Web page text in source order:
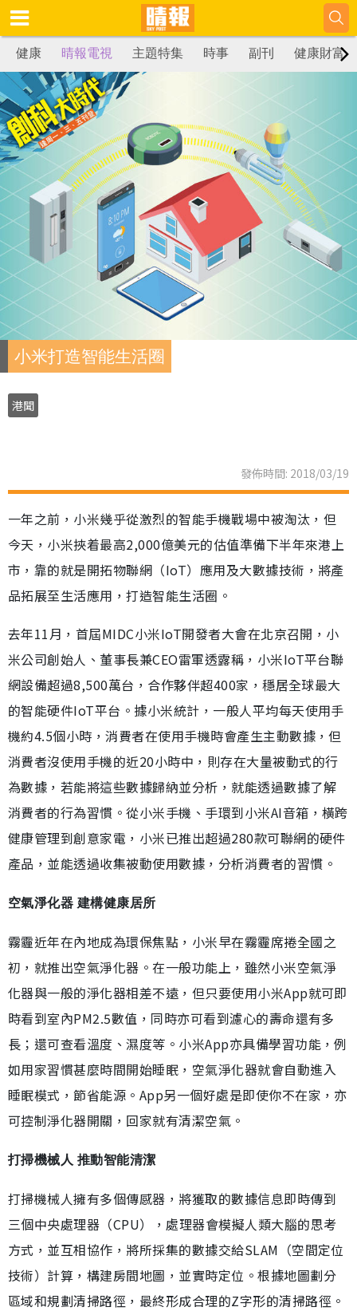
健康 晴報電視 主題特集 時事 副刊 健康財富
小米打造智能生活圈
港聞
發佈時間: 2018/03/19
一年之前，小米幾乎從激烈的智能手機戰場中被淘汰，但
今天，小米挾着最高2,000億美元的估值準備下半年來港上
市，靠的就是開拓物聯網（IoT）應用及大數據技術，將產
品拓展至生活應用，打造智能生活圈。
去年11月，首屆MIDC小米IoT開發者大會在北京召開，小
米公司創始人、董事長兼CEO雷軍透露稱，小米IoT平台聯
網設備超過8,500萬台，合作夥伴超400家，穩居全球最大
的智能硬件IoT平台。據小米統計，一般人平均每天使用手
機約4.5個小時，消費者在使用手機時會產生主動數據，但
消費者沒使用手機的近20小時中，則存在大量被動式的行
為數據，若能將這些數據歸納並分析，就能透過數據了解
消費者的行為習慣。從小米手機、手環到小米AI音箱，橫跨
健康管理到創意家電，小米已推出超過280款可聯網的硬件
產品，並能透過收集被動使用數據，分析消費者的習慣。
空氣淨化器 建構健康居所
霧霾近年在內地成為環保焦點，小米早在霧霾席捲全國之
初，就推出空氣淨化器。在一般功能上，雖然小米空氣淨
化器與一般的淨化器相差不遠，但只要使用小米App就可即
時看到室內PM2.5數值，同時亦可看到濾心的壽命還有多
長；還可查看溫度、濕度等。小米App亦具備學習功能，例
如用家習慣甚麼時間開始睡眠，空氣淨化器就會自動進入
睡眠模式，節省能源。App另一個好處是即使你不在家，亦
可控制淨化器開關，回家就有清潔空氣。
打掃機械人 推動智能清潔
打掃機械人擁有多個傳感器，將獲取的數據信息即時傳到
三個中央處理器（CPU），處理器會模擬人類大腦的思考
方式，並互相協作，將所採集的數據交給SLAM（空間定位
技術）計算，構建房間地圖，並實時定位。根據地圖劃分
區域和規劃清掃路徑，最終形成合理的Z字形的清掃路徑。